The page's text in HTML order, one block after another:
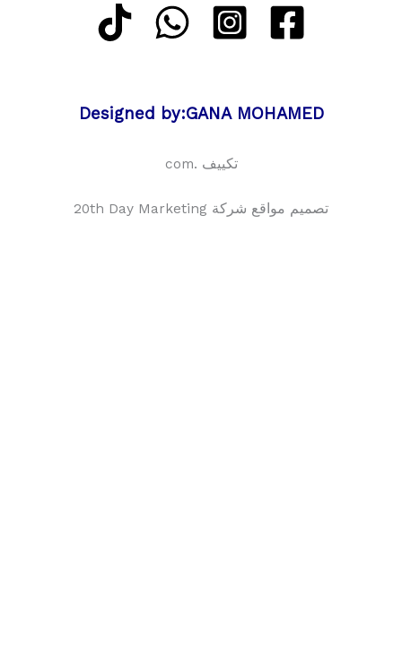
Designed by:GANA MOHAMED
تكييف .com
تصميم مواقع شركة 20th Day Marketing